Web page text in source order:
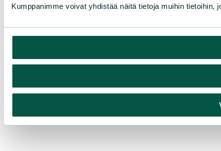
Kumppanimme voivat yhdistää näitä tietoja muihin tietoihin,